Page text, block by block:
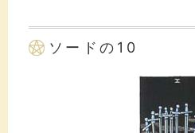
ソードの10